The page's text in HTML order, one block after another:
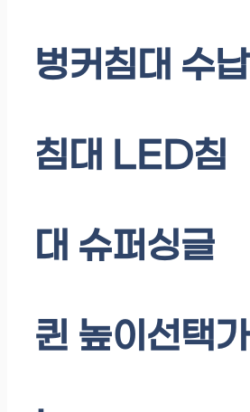
벙커침대 수납
침대 LED침
대 슈퍼싱글
퀸 높이선택가